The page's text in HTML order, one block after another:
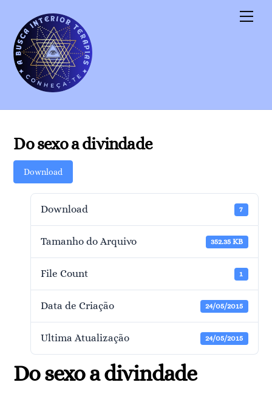
content
Do sexo a divindade
Download
Download 7
Tamanho do Arquivo 352.35 KB
File Count 1
Data de Criação 24/05/2015
Ultima Atualização 24/05/2015
Do sexo a divindade